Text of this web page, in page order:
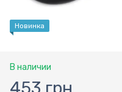
Новинка
В наличии
453 грн